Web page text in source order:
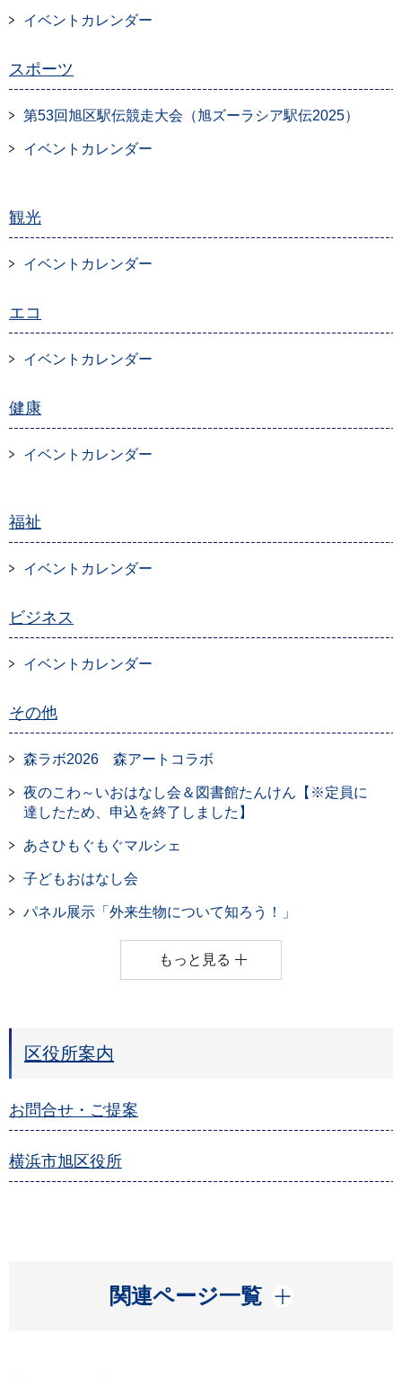
イベントカレンダー
スポーツ
第53回旭区駅伝競走大会（旭ズーラシア駅伝2025）
イベントカレンダー
観光
イベントカレンダー
エコ
イベントカレンダー
健康
イベントカレンダー
福祉
イベントカレンダー
ビジネス
イベントカレンダー
その他
森ラボ2026 森アートコラボ
夜のこわ～いおはなし会＆図書館たんけん【※定員に
達したため、申込を終了しました】
あさひもぐもぐマルシェ
子どもおはなし会
パネル展示「外来生物について知ろう！」
もっと見る
区役所案内
お問合せ・ご提案
横浜市旭区役所
関連ページ一覧
開く